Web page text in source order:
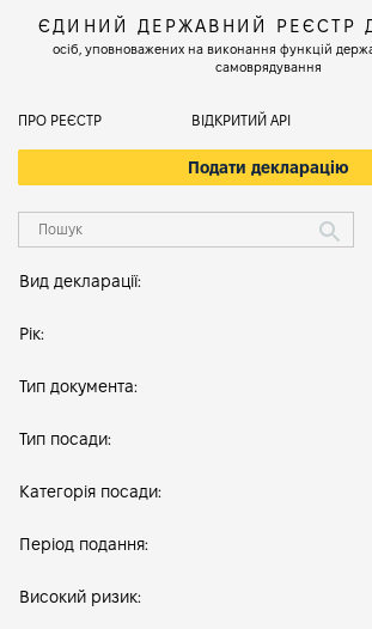
ЄДИНИЙ ДЕРЖАВНИЙ РЕЄСТР
осіб, уповноважених на виконання функцій
самоврядування
ПРО РЕЄСТР ВІДКРИТИЙ АРІ
Подати декларацію
Вид декларації:
Рік:
Тип документа:
Тип посади:
Категорія посади:
Період подання:
Високий ризик: